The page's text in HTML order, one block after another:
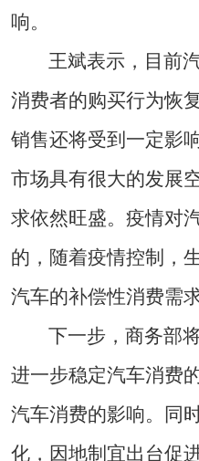
响。
王斌表示，目前
消费者的购买行为恢
销售还将受到一定影
市场具有很大的发展
求依然旺盛。疫情对
的，随着疫情控制，
汽车的补偿性消费需
下一步，商务部
进一步稳定汽车消费
汽车消费的影响。同
化，因地制宜出台促